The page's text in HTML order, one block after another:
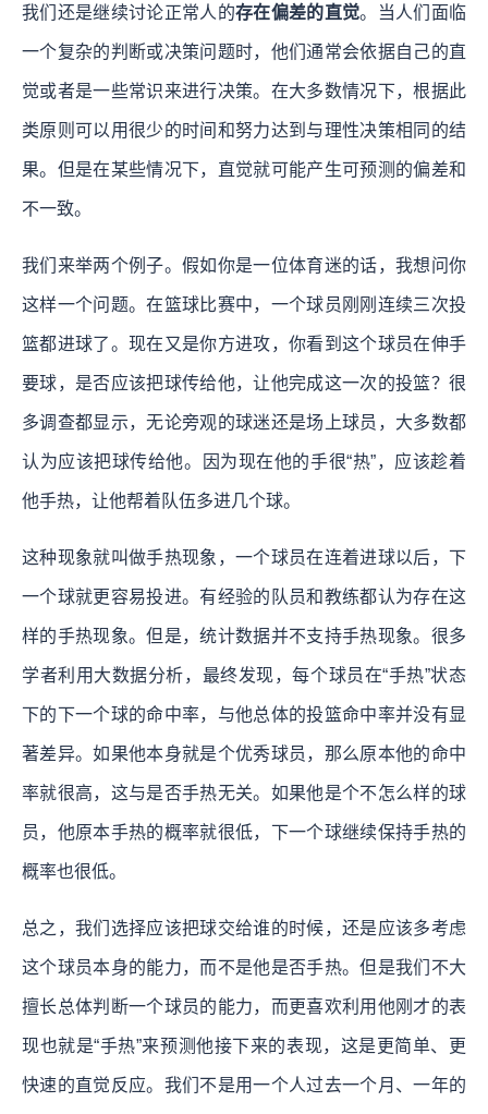
我们还是继续讨论正常人的存在偏差的直觉。当人们面临
一个复杂的判断或决策问题时，他们通常会依据自己的直
觉或者是一些常识来进行决策。在大多数情况下，根据此
类原则可以用很少的时间和努力达到与理性决策相同的结
果。但是在某些情况下，直觉就可能产生可预测的偏差和
不一致。
我们来举两个例子。假如你是一位体育迷的话，我想问你
这样一个问题。在篮球比赛中，一个球员刚刚连续三次投
篮都进球了。现在又是你方进攻，你看到这个球员在伸手
要球，是否应该把球传给他，让他完成这一次的投篮？很
多调查都显示，无论旁观的球迷还是场上球员，大多数都
认为应该把球传给他。因为现在他的手很“热”，应该趁着
他手热，让他帮着队伍多进几个球。
这种现象就叫做手热现象，一个球员在连着进球以后，下
一个球就更容易投进。有经验的队员和教练都认为存在这
样的手热现象。但是，统计数据并不支持手热现象。很多
学者利用大数据分析，最终发现，每个球员在“手热”状态
下的下一个球的命中率，与他总体的投篮命中率并没有显
著差异。如果他本身就是个优秀球员，那么原本他的命中
率就很高，这与是否手热无关。如果他是个不怎么样的球
员，他原本手热的概率就很低，下一个球继续保持手热的
概率也很低。
总之，我们选择应该把球交给谁的时候，还是应该多考虑
这个球员本身的能力，而不是他是否手热。但是我们不大
擅长总体判断一个球员的能力，而更喜欢利用他刚才的表
现也就是“手热”来预测他接下来的表现，这是更简单、更
快速的直觉反应。我们不是用一个人过去一个月、一年的